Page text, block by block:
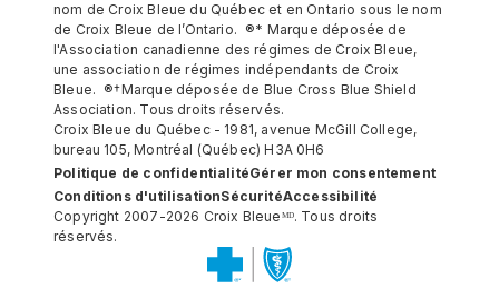
nom de Croix Bleue du Québec et en Ontario sous le nom
de Croix Bleue de l’Ontario. ®* Marque déposée de
l'Association canadienne des régimes de Croix Bleue,
une association de régimes indépendants de Croix
Bleue. ®†Marque déposée de Blue Cross Blue Shield
Association. Tous droits réservés.
Croix Bleue du Québec - 1981, avenue McGill College,
bureau 105, Montréal (Québec) H3A 0H6
Politique de confidentialitéGérer mon consentement
Conditions d'utilisationSécuritéAccessibilité
Copyright 2007-2026 Croix Bleueᴹᴰ. Tous droits
réservés.